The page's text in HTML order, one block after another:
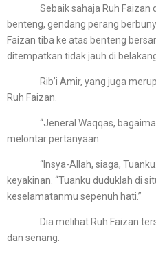
Sebaik sahaja Ruh Faizan
benteng, gendang perang
Faizan tiba ke atas benteng
ditempatkan tidak jauh di
Rib’i Amir, yang juga
Ruh Faizan.
“Jeneral Waqqas,
melontar pertanyaan.
“Insya-Allah, siaga, Tuanku.”
keyakinan. “Tuanku duduklah di
keselamatanmu sepenuh hati.”
Dia melihat Ruh Faizan
dan senang.